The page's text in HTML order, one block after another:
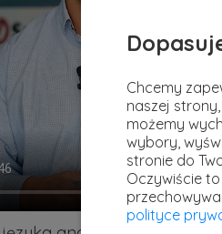
Chcemy
naszej
możemy
wybory,
stronie do
Oczywiście
polityce